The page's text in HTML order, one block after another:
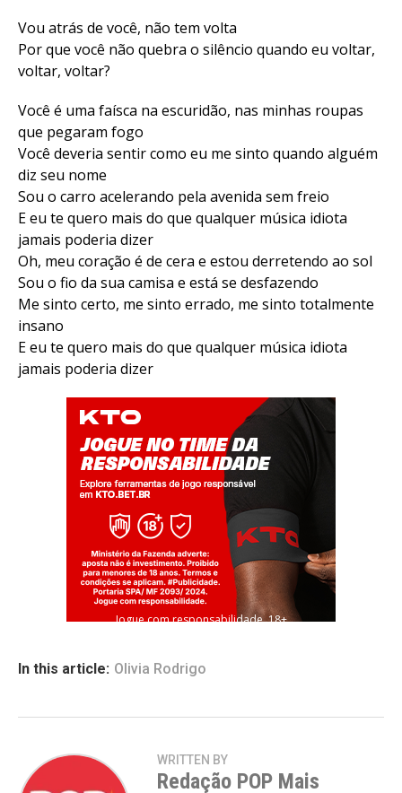
Vou atrás de você, não tem volta
Por que você não quebra o silêncio quando eu voltar,
voltar, voltar?
Você é uma faísca na escuridão, nas minhas roupas
que pegaram fogo
Você deveria sentir como eu me sinto quando alguém
diz seu nome
Sou o carro acelerando pela avenida sem freio
E eu te quero mais do que qualquer música idiota
jamais poderia dizer
Oh, meu coração é de cera e estou derretendo ao sol
Sou o fio da sua camisa e está se desfazendo
Me sinto certo, me sinto errado, me sinto totalmente
insano
E eu te quero mais do que qualquer música idiota
jamais poderia dizer
Jogue com responsabilidade. 18+
In this article: Olivia Rodrigo
WRITTEN BY
Redação POP Mais